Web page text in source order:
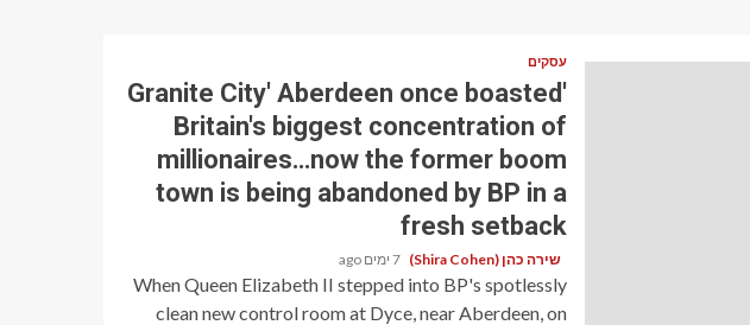
עסקים
'Granite City' Aberdeen once boasted
Britain's biggest concentration of
millionaires…now the former boom
town is being abandoned by BP in a
fresh setback
שירה כהן (Shira Cohen) 7 ימים ago
When Queen Elizabeth II stepped into BP's spotlessly
clean new control room at Dyce, near Aberdeen, on